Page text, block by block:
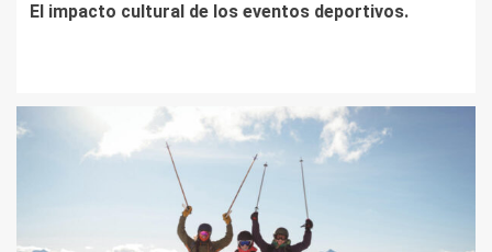
El impacto cultural de los eventos deportivos.